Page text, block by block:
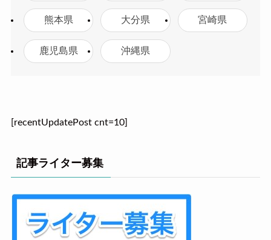
熊本県 大分県 宮崎県
鹿児島県 沖縄県
[recentUpdatePost cnt=10]
記事ライター募集